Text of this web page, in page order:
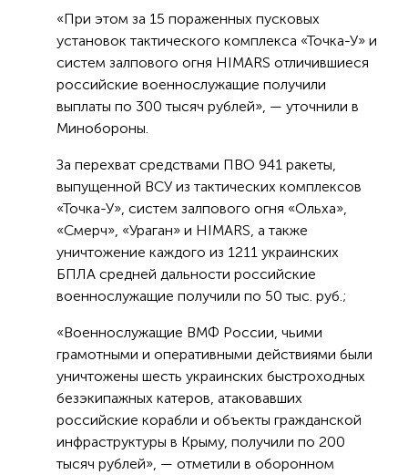
«При этом за 15 пораженных пусковых
установок тактического комплекса «Точка-У» и
систем залпового огня HIMARS отличившиеся
российские военнослужащие получили
выплаты по 300 тысяч рублей», — уточнили в
Минобороны.
За перехват средствами ПВО 941 ракеты,
выпущенной ВСУ из тактических комплексов
«Точка-У», систем залпового огня «Ольха»,
«Смерч», «Ураган» и HIMARS, а также
уничтожение каждого из 1211 украинских
БПЛА средней дальности российские
военнослужащие получили по 50 тыс. руб.;
«Военнослужащие ВМФ России, чьими
грамотными и оперативными действиями были
уничтожены шесть украинских быстроходных
безэкипажных катеров, атаковавших
российские корабли и объекты гражданской
инфраструктуры в Крыму, получили по 200
тысяч рублей», — отметили в оборонном